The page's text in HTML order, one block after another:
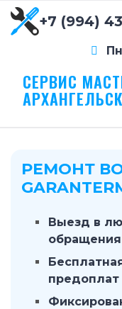
+7 (994)
СЕРВИС
АРХАНГЕЛЬСК
РЕМОНТ
Выезд в
обращения
предоплат